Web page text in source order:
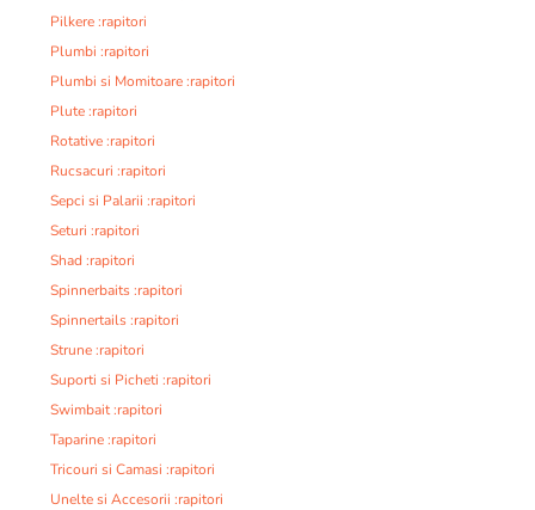
Pilkere :rapitori
Plumbi :rapitori
Plumbi si Momitoare :rapitori
Plute :rapitori
Rotative :rapitori
Rucsacuri :rapitori
Sepci si Palarii :rapitori
Seturi :rapitori
Shad :rapitori
Spinnerbaits :rapitori
Spinnertails :rapitori
Strune :rapitori
Suporti si Picheti :rapitori
Swimbait :rapitori
Taparine :rapitori
Tricouri si Camasi :rapitori
Unelte si Accesorii :rapitori